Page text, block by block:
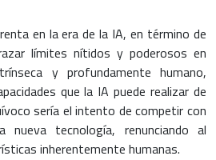
en la era de la IA, en término de
límites nítidos y poderosos en
y profundamente humano,
que la IA puede realizar de
sería el intento de competir con
nueva tecnología, renunciando al
inherentemente humanas.